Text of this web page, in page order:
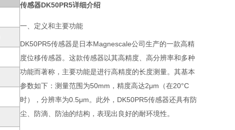
传感器DK50PR5详细介绍
一、定义和主要功能
DK50PR5传感器是日本Magnescale公司生产的一款高精
度位移传感器。这款传感器以其高精度、高分辨率和多种
功能而著称，主要功能是进行高精度的长度测量。其基本
参数如下：测量范围为50mm，精度高达2μm（在20°C
时），分辨率为0.5μm。此外，DK50PR5传感器还具有防
尘、防滴、防油的结构，表现出良好的耐环境性。